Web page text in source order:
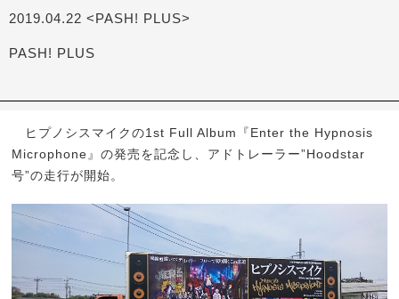
2019.04.22 <PASH! PLUS>
PASH! PLUS
ヒプノシスマイクの1st Full Album『Enter the Hypnosis
Microphone』の発売を記念し、アドトレーラー”Hoodstar
号”の走行が開始。